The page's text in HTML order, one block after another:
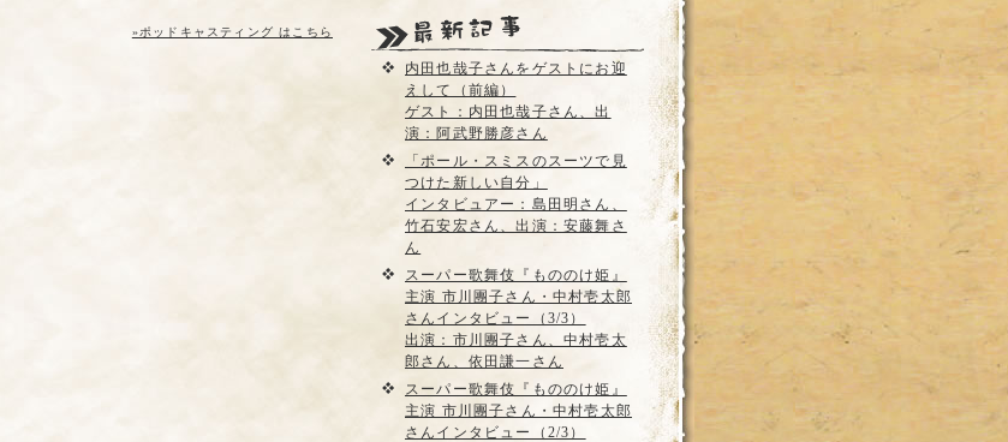
»ポッドキャスティング はこちら
内田也哉子さんをゲストにお迎
えして（前編）
ゲスト：内田也哉子さん、出
演：阿武野勝彦さん
「ポール・スミスのスーツで見
つけた新しい自分」
インタビュアー：島田明さん、
竹石安宏さん、出演：安藤舞さ
ん
スーパー歌舞伎『もののけ姫』
主演 市川團子さん・中村壱太郎
さんインタビュー（3/3）
出演：市川團子さん、中村壱太
郎さん、依田謙一さん
スーパー歌舞伎『もののけ姫』
主演 市川團子さん・中村壱太郎
さんインタビュー（2/3）